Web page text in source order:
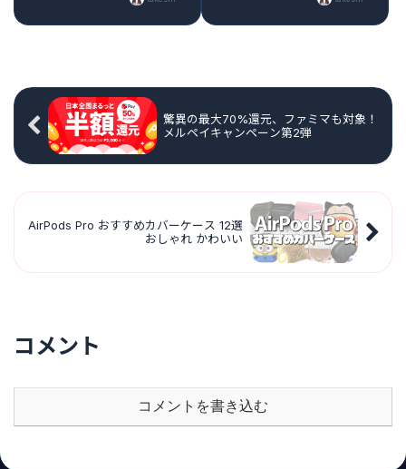
驚異の最大70%還元、ファミマも対象！
メルペイキャンペーン第2弾
AirPods Pro おすすめカバーケース 12選
おしゃれ かわいい
コメント
コメントを書き込む